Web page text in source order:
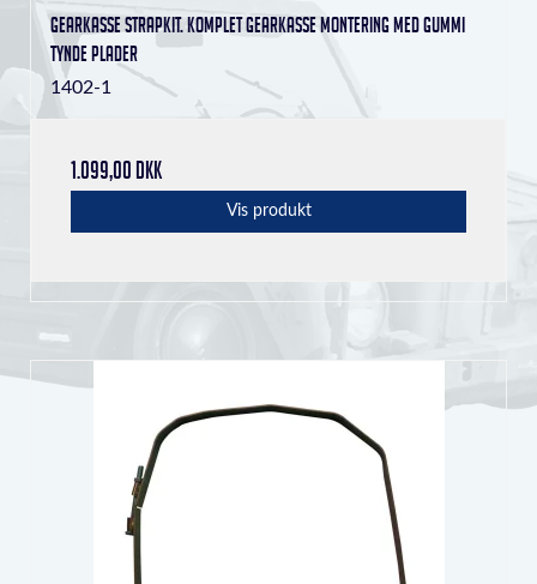
Gearkasse strapkit. Komplet gearkasse montering med gummi
tynde plader
1402-1
1.099,00 DKK
Vis produkt